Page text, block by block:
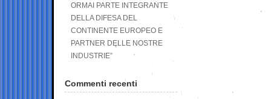
ORMAI PARTE INTEGRANTE
DELLA DIFESA DEL
CONTINENTE EUROPEO E
PARTNER DELLE NOSTRE
INDUSTRIE”
Commenti recenti